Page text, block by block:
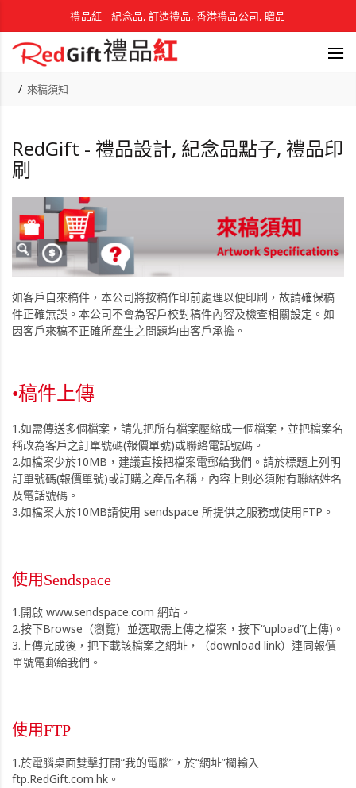
禮品紅 - 紀念品, 訂造禮品, 香港禮品公司, 贈品
來稿須知
RedGift - 禮品設計, 紀念品點子, 禮品印
刷
如客戶自來稿件，本公司將按稿作印前處理以便印刷，故請確保稿
件正確無誤。本公司不會為客戶校對稿件內容及檢查相關設定。如
因客戶來稿不正確所產生之問題均由客戶承擔。
•稿件上傳
1.如需傳送多個檔案，請先把所有檔案壓縮成一個檔案，並把檔案名
稱改為客戶之訂單號碼(報價單號)或聯絡電話號碼。
2.如檔案少於10MB，建議直接把檔案電郵給我們。請於標題上列明
訂單號碼(報價單號)或訂購之產品名稱，內容上則必須附有聯絡姓名
及電話號碼。
3.如檔案大於10MB請使用 sendspace 所提供之服務或使用FTP。
使用Sendspace
1.開啟 www.sendspace.com 網站。
2.按下Browse（瀏覽）並選取需上傳之檔案，按下“upload”(上傳)。
3.上傳完成後，把下載該檔案之網址，（download link）連同報價
單號電郵給我們。
使用FTP
1.於電腦桌面雙擊打開“我的電腦”，於“網址”欄輸入
ftp.RedGift.com.hk。